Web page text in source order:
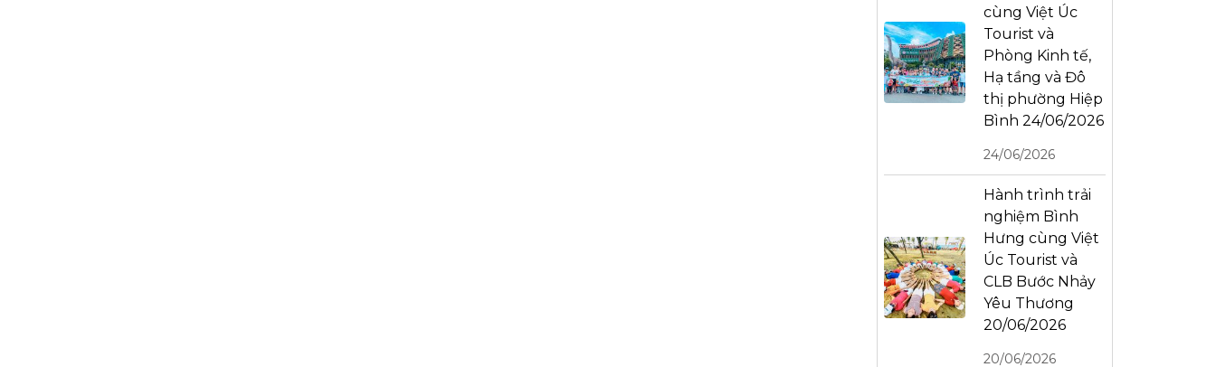
cùng Việt Úc
Tourist và
Phòng Kinh tế,
Hạ tầng và Đô
thị phường Hiệp
Bình 24/06/2026
24/06/2026
Hành trình trải
nghiệm Bình
Hưng cùng Việt
Úc Tourist và
CLB Bước Nhảy
Yêu Thương
20/06/2026
20/06/2026